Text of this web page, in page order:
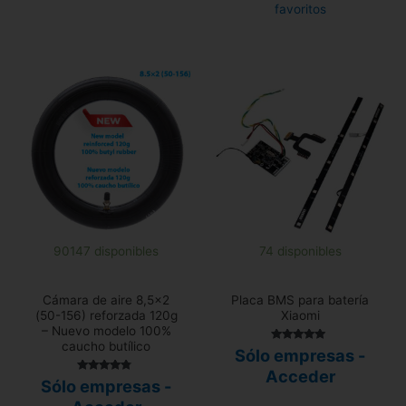
favoritos
90147 disponibles
Cámara de aire 8,5×2
(50-156) reforzada 120g
– Nuevo modelo 100%
caucho butílico
con
Sólo empresas -
74 disponibles
Placa BMS para batería
Xiaomi
5.00
Sólo empresas -
Acceder